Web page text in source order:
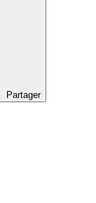
Partager